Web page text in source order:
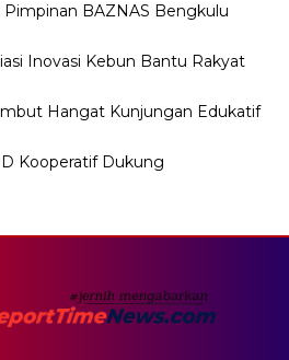
BAZNAS Bengkulu
Inovasi Kebun Bantu Rakyat
Hangat Kunjungan Edukatif
Kooperatif Dukung